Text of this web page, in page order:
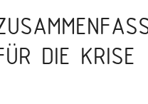
DIE KRISE